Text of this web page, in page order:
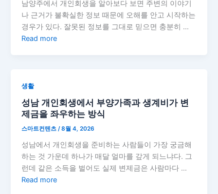
남양주에서 개인회생을 알아보다 보면 주변의 이야기
나 근거가 불확실한 정보 때문에 오해를 안고 시작하는
경우가 있다. 잘못된 정보를 그대로 믿으면 충분히 …
Read more
생활
성남 개인회생에서 부양가족과 생계비가 변
제금을 좌우하는 방식
스마트컨텐츠/8월 4, 2026
성남에서 개인회생을 준비하는 사람들이 가장 궁금해
하는 것 가운데 하나가 매달 얼마를 갚게 되느냐다. 그
런데 같은 소득을 벌어도 실제 변제금은 사람마다 …
Read more